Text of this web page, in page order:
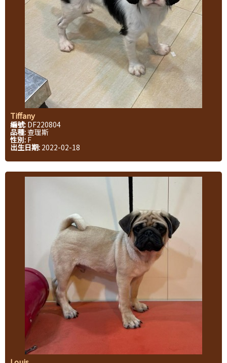
Tiffany
編號: DF220804
品種:查理斯
性別: F
出生日期: 2022-02-18